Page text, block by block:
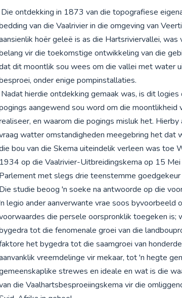
van die Vaalrivier in die omgeving van
hoër geleë is as die Hartsriviervallei, was
vir die toekomstige ontwikkeling van die
dit moontlik sou wees om die vallei met water
onder enige pompinstallaties.
aangewend sou word om die moontlikheid
en waarom die pogings misluk het.
watter omstandigheden meegebring het dat
bou van die Skema uiteindelik verleen was toe
1934 op die Vaalrivier-Uitbreidingskema op 15
Parlement met slegs drie teenstemme goedgekeur
Die studie beoog 'n soeke na antwoorde op die
legio ander aanverwante vrae soos byvoorbeeld
die persele oorspronklik toegeken is;
tot die fenomenale groei van die
het bygedra tot die saamgroei van
vreemdelinge vir mekaar, tot 'n hegte
strewes en ideale en wat is die
die Vaalhartsbesproeiingskema vir die